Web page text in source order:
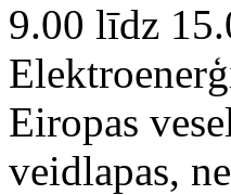
9.00 līdz
Eiropas
veidlapas,